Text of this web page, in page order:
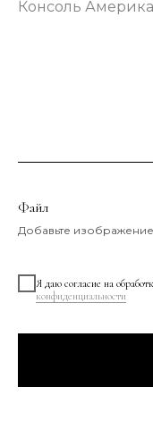
Файл
Добавьте
Я даю согласие на
конфиденциальности